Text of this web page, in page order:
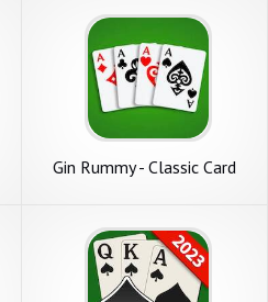
Gin Rummy - Classic Card